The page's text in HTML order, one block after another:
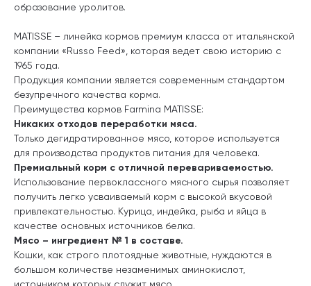
образование уролитов.
MATISSE – линейка кормов премиум класса от итальянской
компании «Russo Feed», которая ведет свою историю с
1965 года.
Продукция компании является современным стандартом
безупречного качества корма.
Преимущества кормов Farmina MATISSE:
Никаких отходов переработки мяса.
Только дегидратированное мясо, которое используется
для производства продуктов питания для человека.
Премиальный корм с отличной перевариваемостью.
Использование первоклассного мясного сырья позволяет
получить легко усваиваемый корм с высокой вкусовой
привлекательностью. Курица, индейка, рыба и яйца в
качестве основных источников белка.
Мясо – ингредиент № 1 в составе.
Кошки, как строго плотоядные животные, нуждаются в
большом количестве незаменимых аминокислот,
источником которых служит мясо.